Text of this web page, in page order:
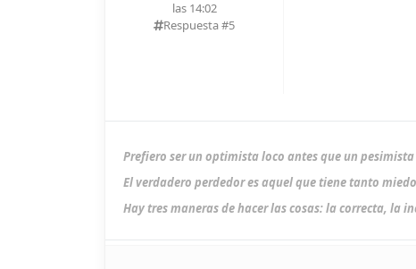
las 14:02
Respuesta #5
Prefiero ser un optimista loco antes que un
El verdadero perdedor es aquel que tiene tanto
Hay tres maneras de hacer las cosas: la correcta, la